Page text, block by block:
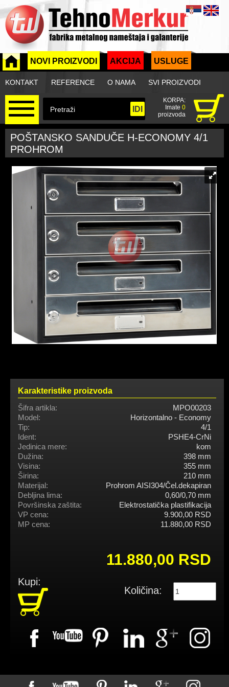
NOVI PROIZVODI AKCIJA USLUGE
KONTAKT REFERENCE O NAMA SVI PROIZVODI
KORPA:
Imate 0
proizvoda
POŠTANSKO SANDUČE H-ECONOMY 4/1
PROHROM
Karakteristike proizvoda
Šifra artikla:
MPO00203
Model:
Horizontalno - Economy
Tip:
4/1
Ident:
PSHE4-CrNi
Jedinica mere:
kom
Dužina:
398 mm
Visina:
355 mm
Širina:
210 mm
Materijal:
Prohrom AISI304/Čel.dekapiran
Debljina lima:
0,60/0,70 mm
Površinska zaštita:
Elektrostatička plastifikacija
VP cena:
9.900,00 RSD
MP cena:
11.880,00 RSD
11.880,00 RSD
Kupi:
Količina: